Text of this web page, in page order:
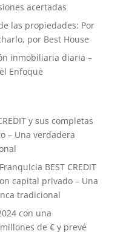
acertadas
las propiedades: Por
por Best House
inmobiliaria diaria –
Enfoque
y sus completas
– Una verdadera
BEST CREDIT
capital privado – Una
tradicional
con una
de € y prevé